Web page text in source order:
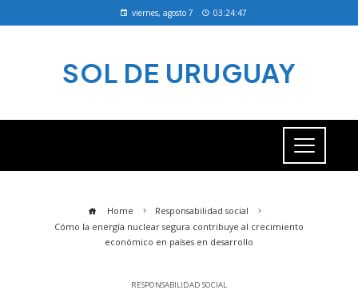
viernes, agosto 7 03:24:48
SOL DE URUGUAY
Home
Responsabilidad social
Cómo la energía nuclear segura contribuye al crecimiento
económico en países en desarrollo
RESPONSABILIDAD SOCIAL